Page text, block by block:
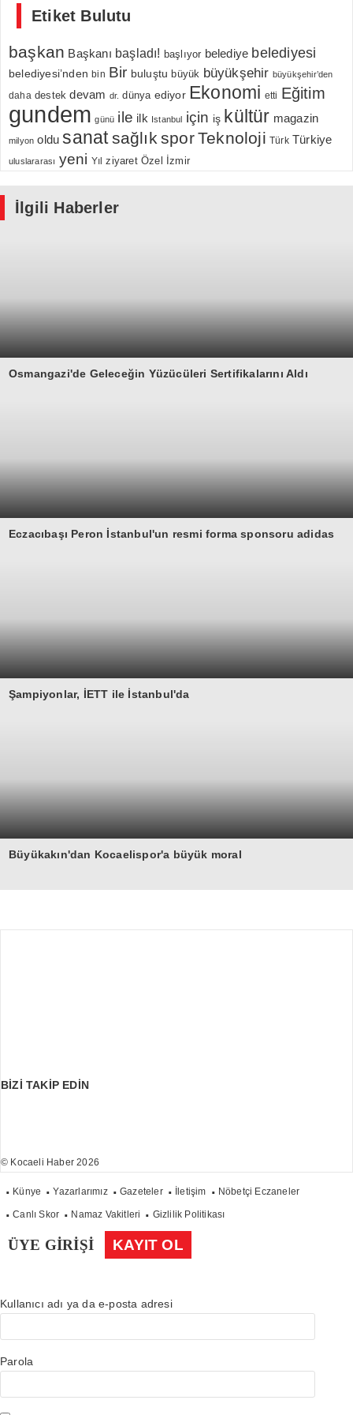
Etiket Bulutu
başkan Başkanı başladı! başlıyor belediye belediyesi
belediyesi’nden bin Bir buluştu büyük büyükşehir büyükşehir’den
daha destek devam dr. dünya ediyor Ekonomi etti Eğitim
gundem günü ile ilk Istanbul için iş kültür magazin
milyon oldu sanatsağlık sporTeknoloji Türk Türkiye
uluslararası yeni Yıl ziyaret Özel İzmir
İlgili Haberler
Osmangazi'de Geleceğin Yüzücüleri Sertifikalarını Aldı
Eczacıbaşı Peron İstanbul'un resmi forma sponsoru adidas
Şampiyonlar, İETT ile İstanbul'da
Büyükakın'dan Kocaelispor'a büyük moral
BİZİ TAKİP EDİN
© Kocaeli Haber 2026
Künye Yazarlarımız Gazeteler İletişim Nöbetçi Eczaneler
Canlı Skor Namaz Vakitleri Gizlilik Politikası
ÜYE GİRİŞİ KAYIT OL
Kullanıcı adı ya da e-posta adresi
Parola